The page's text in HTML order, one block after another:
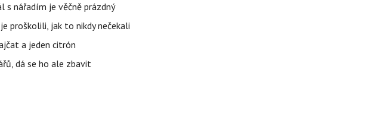
s nářadím je věčně prázdný
proškolili, jak to nikdy nečekali
a jeden citrón
dá se ho ale zbavit